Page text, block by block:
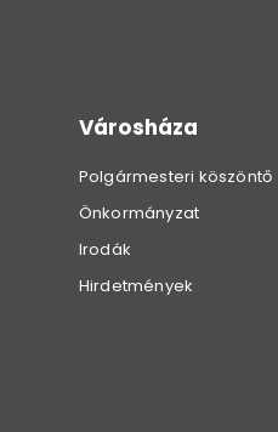
Városháza
Polgármesteri köszöntő
Önkormányzat
Irodák
Hirdetmények